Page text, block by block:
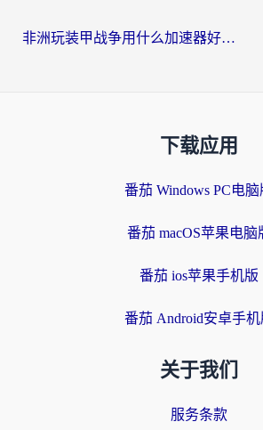
非洲玩装甲战争用什么加速器好？海外党亲测有效的国服游戏加速方案
下载应用
番茄 Windows PC电脑
番茄 macOS苹果电脑
番茄 ios苹果手机版
番茄 Android安卓手机
关于我们
服务条款